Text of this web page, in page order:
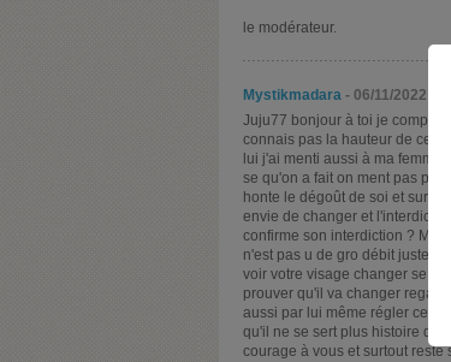
le modérateur.
Mystikmadara - 06/11/2022 à
Juju77 bonjour à toi je
connais pas la hauteur de ces
lui j'ai menti aussi à ma femme
se qu'on a fait on ment pas
honte le dégoût de soi et
envie de changer et
confirme son interdiction ?
n'est pas u de gro débit juste
voir votre visage changer se
prouver qu'il va changer
aussi par lui même régler ces
qu'il ne se sert plus histoire de
courage à vous et surtout resté